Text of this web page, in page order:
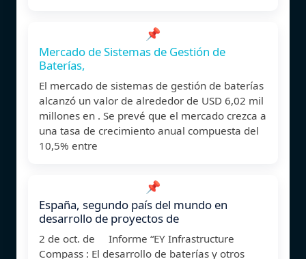
📌
Mercado de Sistemas de Gestión de
Baterías,
El mercado de sistemas de gestión de baterías
alcanzó un valor de alrededor de USD 6,02 mil
millones en . Se prevé que el mercado crezca a
una tasa de crecimiento anual compuesta del
10,5% entre
📌
España, segundo país del mundo en
desarrollo de proyectos de
2 de oct. de Informe “EY Infrastructure
Compass : El desarrollo de baterías y otros